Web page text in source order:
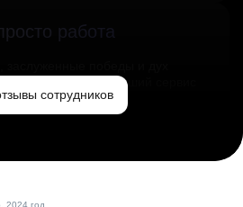
работа
миру и создаём лучший сервис
сотрудников
2024 год